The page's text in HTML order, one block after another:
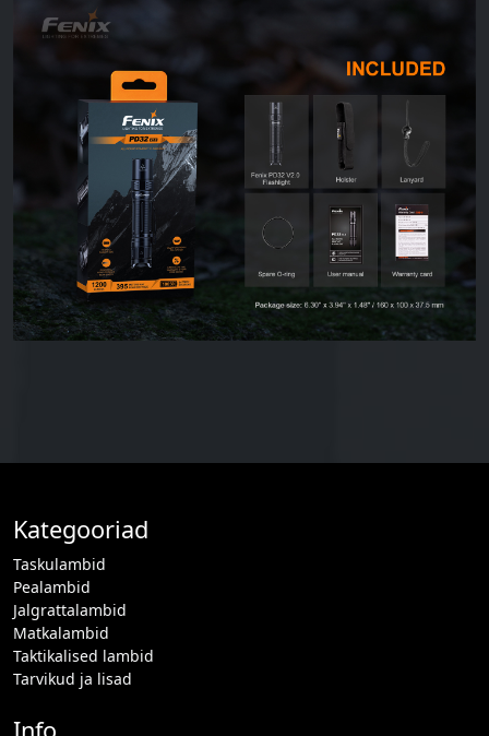
Kategooriad
Taskulambid
Pealambid
Jalgrattalambid
Matkalambid
Taktikalised lambid
Tarvikud ja lisad